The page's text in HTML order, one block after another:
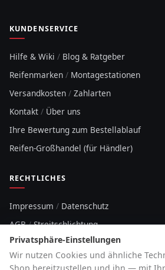
KUNDENSERVICE
Hilfe & Wiki / Blog & Ratgeber
Reifenmarken / Montagestationen
Versandkosten / Zahlarten
Kontakt / Über uns
Ihre Bewertung zum Bestellablauf
Reifen-Großhandel (für Händler)
RECHTLICHES
Impressum / Datenschutz
AGB/Streitschlichtung
Sitemap
Cookie-Hinweis
Privatsphäre-Einstellungen
Wir nutzen Cookies und ähnliche